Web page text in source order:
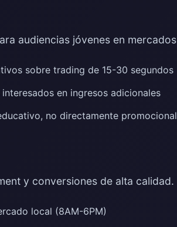
audiencias jóvenes en
sobre trading de 15-30 segundos
en ingresos adicionales
no directamente promocional
y conversiones de alta calidad.
local (8AM-6PM)